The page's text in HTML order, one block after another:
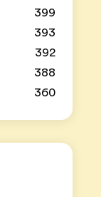
399
393
392
388
360